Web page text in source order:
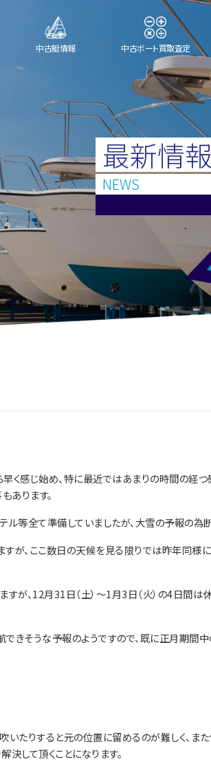
中古艇情報 中古ボート買取査定
最新情
NEWS
く感じ始め、特に最近ではあまりの時間の経
あります。
等全て準備していましたが、大雪の予報の為断
が、ここ数日の天候を見る限りでは昨年同様
が、12月31日（土）～1月3日（火）の4日間は
きそうな予報のようですので、既に正月期間
たりすると元の位置に留めるのが難しく、ま
して頂くことになります。